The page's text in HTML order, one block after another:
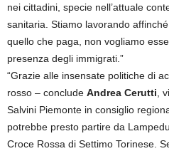
nei cittadini, specie nell’attuale
sanitaria. Stiamo lavorando
quello che paga, non vogliamo
presenza degli immigrati.”
“Grazie alle insensate politiche di
rosso – conclude Andrea Cerutti,
Salvini Piemonte in consiglio
potrebbe presto partire da
Croce Rossa di Settimo Torinese.